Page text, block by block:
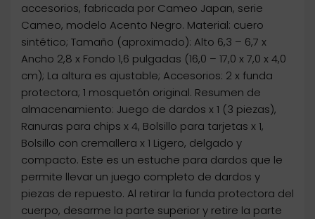
accesorios, fabricada por Cameo Japan, serie
Cameo, modelo Acento Negro. Material: cuero
sintético; Tamaño (aproximado): Alto 6,3 – 6,7 x
Ancho 2,8 x Fondo 1,6 pulgadas (16,0 – 17,0 x 7,0 x 4,0
cm); La altura es ajustable; Accesorios: 2 x funda
protectora; 1 mosquetón original. Resumen de
almacenamiento: Juego de dardos x 1 (3 piezas),
Ranuras para chips x 4, Bolsillo para tarjetas x 1,
Bolsillo con cremallera x 1 Ligero, delgado y
compacto. Este es un estuche para dardos que le
permite llevar un juego completo de dardos y
piezas de repuesto. Al retirar la funda protectora del
cuerpo, desarme la parte superior y retire la parte